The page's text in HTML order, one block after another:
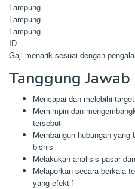
Lampung
Lampung
Lampung
ID
Gaji menarik sesuai dengan
Tanggung Jawab
Mencapai dan melebihi
Memimpin dan
tersebut
Membangun hubungan
bisnis
Melakukan analisis pasar
Melaporkan secara berkala
yang efektif